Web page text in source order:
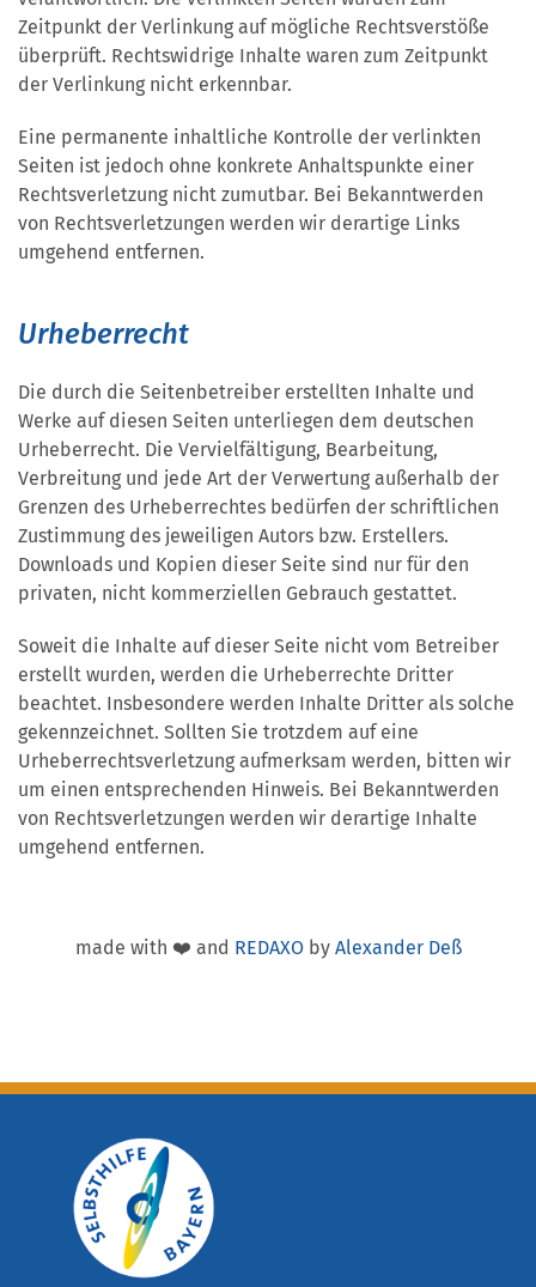
Zeitpunkt der Verlinkung auf mögliche Rechtsverstöße
überprüft. Rechtswidrige Inhalte waren zum Zeitpunkt
der Verlinkung nicht erkennbar.
Eine permanente inhaltliche Kontrolle der verlinkten
Seiten ist jedoch ohne konkrete Anhaltspunkte einer
Rechtsverletzung nicht zumutbar. Bei Bekanntwerden
von Rechtsverletzungen werden wir derartige Links
umgehend entfernen.
Urheberrecht
Die durch die Seitenbetreiber erstellten Inhalte und
Werke auf diesen Seiten unterliegen dem deutschen
Urheberrecht. Die Vervielfältigung, Bearbeitung,
Verbreitung und jede Art der Verwertung außerhalb der
Grenzen des Urheberrechtes bedürfen der schriftlichen
Zustimmung des jeweiligen Autors bzw. Erstellers.
Downloads und Kopien dieser Seite sind nur für den
privaten, nicht kommerziellen Gebrauch gestattet.
Soweit die Inhalte auf dieser Seite nicht vom Betreiber
erstellt wurden, werden die Urheberrechte Dritter
beachtet. Insbesondere werden Inhalte Dritter als solche
gekennzeichnet. Sollten Sie trotzdem auf eine
Urheberrechtsverletzung aufmerksam werden, bitten wir
um einen entsprechenden Hinweis. Bei Bekanntwerden
von Rechtsverletzungen werden wir derartige Inhalte
umgehend entfernen.
made with ❤️ and REDAXOby Alexander Deß